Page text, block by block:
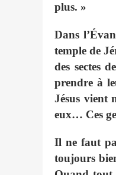
plus. »
Dans
temple de
des sectes
prendre à
Jésus vient
eux… Ces
Il ne faut
toujours